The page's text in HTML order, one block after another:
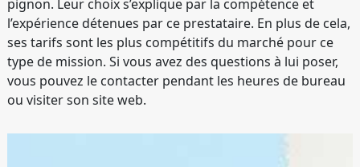
pignon. Leur choix s’explique par la compétence et
l’expérience détenues par ce prestataire. En plus de cela,
ses tarifs sont les plus compétitifs du marché pour ce
type de mission. Si vous avez des questions à lui poser,
vous pouvez le contacter pendant les heures de bureau
ou visiter son site web.